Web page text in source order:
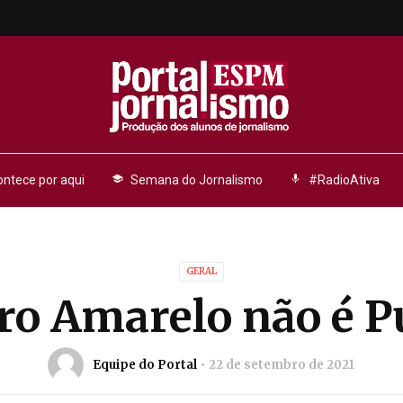
por aqui school Semana do Jornalismo mic #RadioAtiva
GERAL
Amarelo não é
Equipe do Portal 22 de setembro de 2021